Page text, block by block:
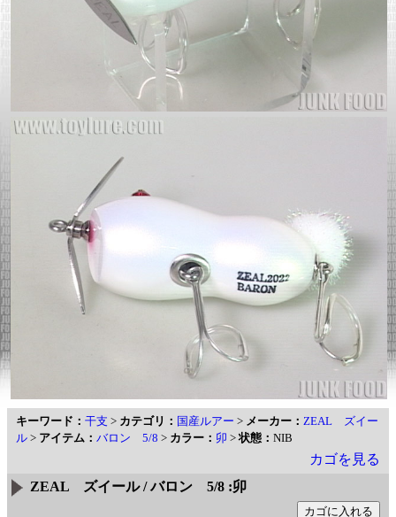
キーワード： 干支 > カテゴリ： 国産ルアー > メーカー： ZEAL ズイー
ル > アイテム： バロン 5/8 > カラー： 卯 >状態： NIB
カゴを見る
ZEAL ズイール / バロン 5/8 :卯